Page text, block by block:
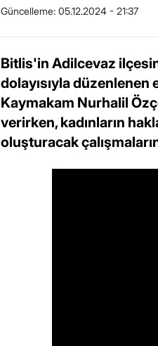
Güncelleme: 05.12.2024 - 21:37
Bitlis'in Adilcevaz
dolayısıyla
Kaymakam Nurhalil
verirken, kadınların
oluşturacak